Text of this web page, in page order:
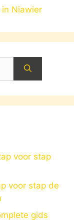
in Niawier
voor stap
voor stap de
gids